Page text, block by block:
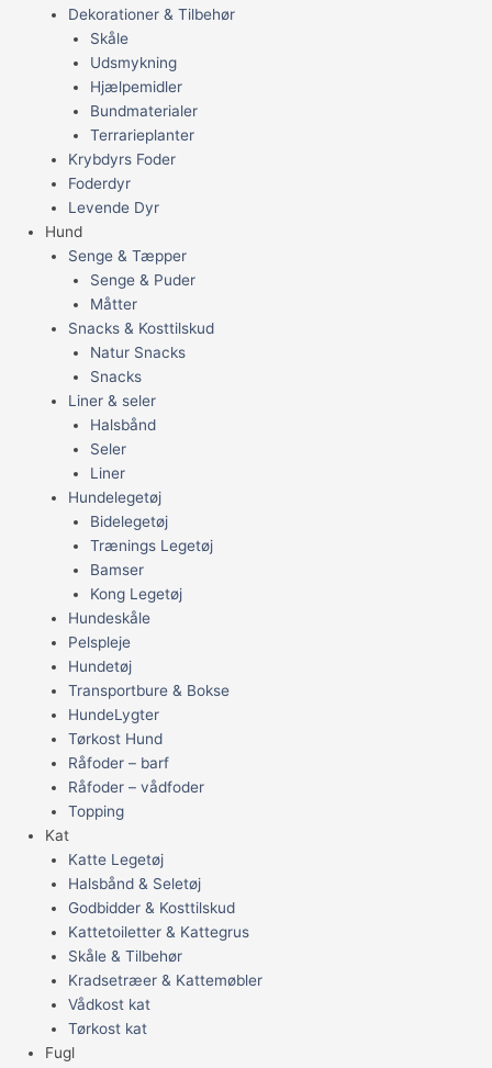
Dekorationer & Tilbehør
Skåle
Udsmykning
Hjælpemidler
Bundmaterialer
Terrarieplanter
Krybdyrs Foder
Foderdyr
Levende Dyr
Hund
Senge & Tæpper
Senge & Puder
Måtter
Snacks & Kosttilskud
Natur Snacks
Snacks
Liner & seler
Halsbånd
Seler
Liner
Hundelegetøj
Bidelegetøj
Trænings Legetøj
Bamser
Kong Legetøj
Hundeskåle
Pelspleje
Hundetøj
Transportbure & Bokse
HundeLygter
Tørkost Hund
Råfoder – barf
Råfoder – vådfoder
Topping
Kat
Katte Legetøj
Halsbånd & Seletøj
Godbidder & Kosttilskud
Kattetoiletter & Kattegrus
Skåle & Tilbehør
Kradsetræer & Kattemøbler
Vådkost kat
Tørkost kat
Fugl